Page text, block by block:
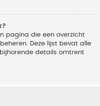
pagina die een overzicht
Deze lijst bevat alle
details omtrent